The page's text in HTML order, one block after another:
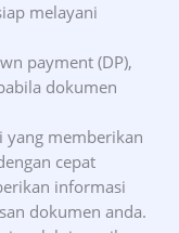
melayani
payment (DP),
dokumen
yang memberikan
cepat
informasi
dokumen anda.